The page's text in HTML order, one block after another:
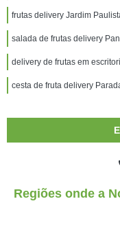
frutas delivery Jardim
salada de frutas delivery
delivery de frutas em
cesta de fruta delivery
Regiões onde a